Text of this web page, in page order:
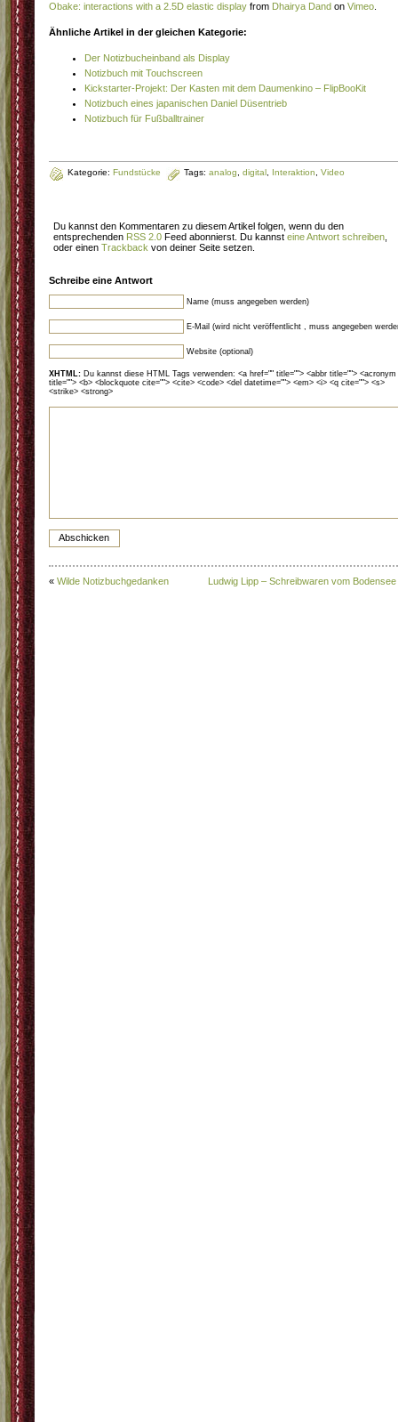
Obake: interactions with a 2.5D elastic display from Dhairya Dand on Vimeo
Ähnliche Artikel in der gleichen Kategorie:
Der Notizbucheinband als Display
Notizbuch mit Touchscreen
Kickstarter-Projekt: Der Kasten mit dem Daumenkino – FlipBooKit
Notizbuch eines japanischen Daniel Düsentrieb
Notizbuch für Fußballtrainer
Kategorie: Fundstücke Tags: analog digital Interaktion Video
Du kannst den Kommentaren zu diesem Artikel folgen, wenn du den
entsprechenden RSS 2.0 Feed abonnierst. Du kannst eine Antwort schreiben
oder einen Trackback von deiner Seite setzen.
Schreibe eine Antwort
Name (muss angegeben werden)
E-Mail (wird nicht veröffentlicht , muss angegeben
Website (optional)
XHTML: Du kannst diese HTML Tags verwenden: <a href="" title=""> <abbr title=""> <acronym
title=""> <b> <blockquote cite=""> <cite> <code> <del datetime=""> <em> <i> <q cite=""> <s>
<strike> <strong>
« Wilde Notizbuchgedanken Ludwig Lipp – Schreibwaren vom Bodensee